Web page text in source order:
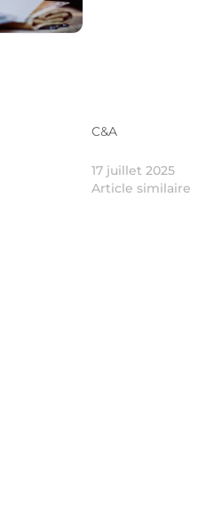
C&A
17 juillet 2025
Article similaire